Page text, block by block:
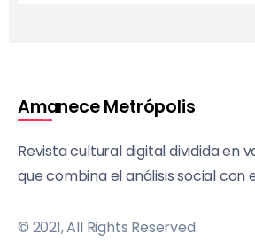
Amanece Metrópolis
Revista cultural digital dividida en
que combina el análisis social con
© 2021, All Rights Reserved.